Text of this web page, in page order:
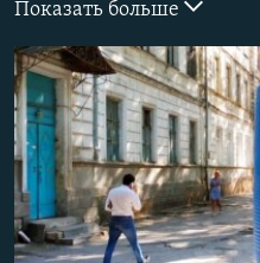
КРЫМ.НЕПОКОРЕННЫЙ
ELIFBE
УКРАИНСКАЯ ПРОБЛЕМА КРЫМА
ПРИСОЕДИНЯЙТЕСЬ!
Все сайты RFE/RL
Показать больше